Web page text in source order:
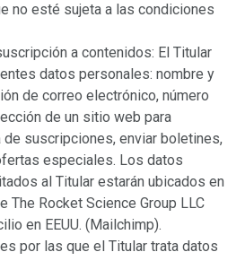
no esté sujeta a las condiciones
a contenidos: El Titular
datos personales: nombre y
de correo electrónico, número
de un sitio web para
suscripciones, enviar boletines,
especiales. Los datos
al Titular estarán ubicados en
The Rocket Science Group LLC
en EEUU. (Mailchimp).
por las que el Titular trata datos